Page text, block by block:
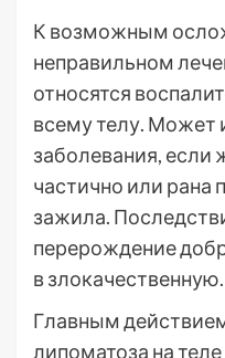
К возможным
неправильном
относятся
всему телу. Может
заболевания,
частично или рана
зажила.
перерождение
в злокачественную.
Главным
липоматоза на